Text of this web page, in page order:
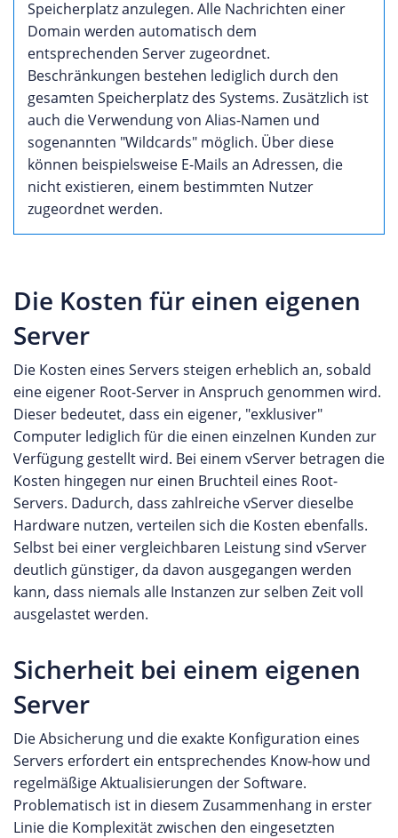
Speicherplatz anzulegen. Alle Nachrichten einer
Domain werden automatisch dem
entsprechenden Server zugeordnet.
Beschränkungen bestehen lediglich durch den
gesamten Speicherplatz des Systems. Zusätzlich ist
auch die Verwendung von Alias-Namen und
sogenannten "Wildcards" möglich. Über diese
können beispielsweise E-Mails an Adressen, die
nicht existieren, einem bestimmten Nutzer
zugeordnet werden.
Die Kosten für einen eigenen
Server
Die Kosten eines Servers steigen erheblich an, sobald
eine eigener Root-Server in Anspruch genommen wird.
Dieser bedeutet, dass ein eigener, "exklusiver"
Computer lediglich für die einen einzelnen Kunden zur
Verfügung gestellt wird. Bei einem vServer betragen die
Kosten hingegen nur einen Bruchteil eines Root-
Servers. Dadurch, dass zahlreiche vServer dieselbe
Hardware nutzen, verteilen sich die Kosten ebenfalls.
Selbst bei einer vergleichbaren Leistung sind vServer
deutlich günstiger, da davon ausgegangen werden
kann, dass niemals alle Instanzen zur selben Zeit voll
ausgelastet werden.
Sicherheit bei einem eigenen
Server
Die Absicherung und die exakte Konfiguration eines
Servers erfordert ein entsprechendes Know-how und
regelmäßige Aktualisierungen der Software.
Problematisch ist in diesem Zusammenhang in erster
Linie die Komplexität zwischen den eingesetzten